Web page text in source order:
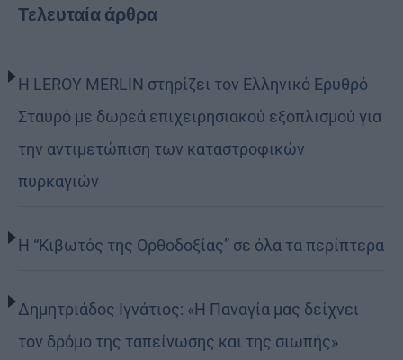
Τελευταία άρθρα
Η LEROY MERLIN στηρίζει τον Ελληνικό Ερυθρό
Σταυρό με δωρεά επιχειρησιακού εξοπλισμού για
την αντιμετώπιση των καταστροφικών
πυρκαγιών
Η “Κιβωτός της Ορθοδοξίας” σε όλα τα περίπτερα
Δημητριάδος Ιγνάτιος: «Η Παναγία μας δείχνει
τον δρόμο της ταπείνωσης και της σιωπής»